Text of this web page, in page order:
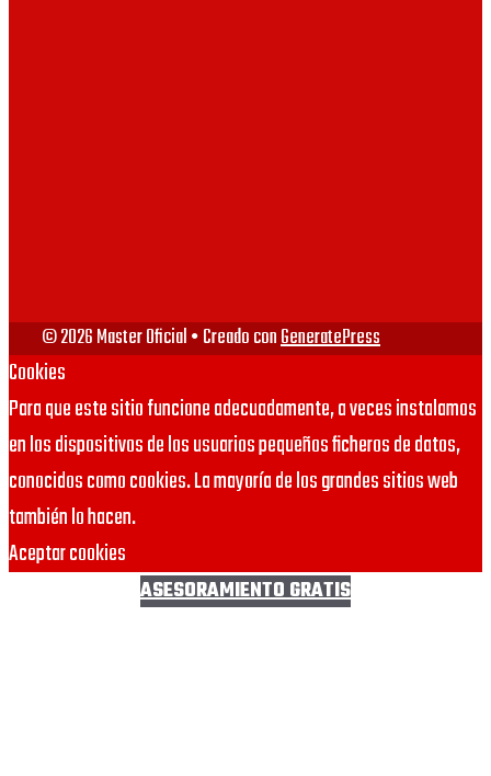
© 2026 Master Oficial• Creado conGeneratePress
Cookies
Para que este sitio funcione adecuadamente, a veces instalamos
en los dispositivos de los usuarios pequeños ficheros de datos,
conocidos como cookies. La mayoría de los grandes sitios web
también lo hacen.
Aceptar cookies
ASESORAMIENTO GRATIS